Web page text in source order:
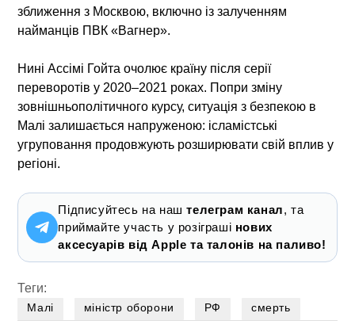
зближення з Москвою, включно із залученням
найманців ПВК «Вагнер».
Нині Ассімі Гойта очолює країну після серії
переворотів у 2020–2021 роках. Попри зміну
зовнішньополітичного курсу, ситуація з безпекою в
Малі залишається напруженою: ісламістські
угруповання продовжують розширювати свій вплив у
регіоні.
Підписуйтесь на наштелеграм канал, та
приймайте участь у розіграші нових
аксесуарів від Apple та талонів на паливо!
Теги:
Малі міністр оборони РФ смерть